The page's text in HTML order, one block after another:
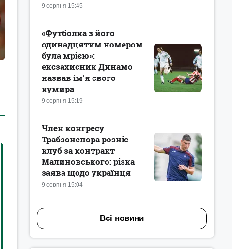
9 серпня 15:45
9 серпня 15:19
«Футболка з його
одинадцятим номером
була мрією»:
ексзахисник Динамо
назвав ім'я свого
кумира
9 серпня 15:04
Член конгресу
Трабзонспора розніс
клуб за контракт
Малиновського: різка
заява щодо українця
Всі новини